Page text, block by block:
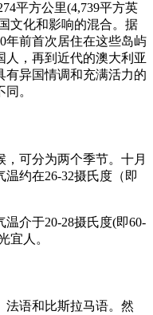
平方公里(4,739平方英
文化和影响的混合。据
年前首次居住在这些岛屿
人，再到近代的澳大利亚
有异国情调和充满活力的
。
可分为两个季节。十月
约在26-32摄氏度（即
介于20-28摄氏度(即60-
宜人。
法语和比斯拉马语。然